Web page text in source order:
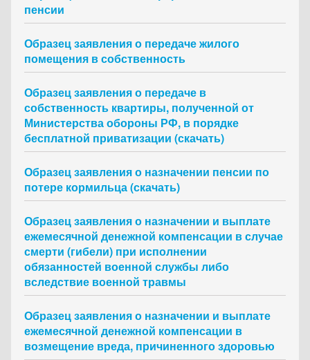
пенсии
Образец заявления о передаче жилого
помещения в собственность
Образец заявления о передаче в
собственность квартиры, полученной от
Министерства обороны РФ, в порядке
бесплатной приватизации (скачать)
Образец заявления о назначении пенсии по
потере кормильца (скачать)
Образец заявления о назначении и выплате
ежемесячной денежной компенсации в случае
смерти (гибели) при исполнении
обязанностей военной службы либо
вследствие военной травмы
Образец заявления о назначении и выплате
ежемесячной денежной компенсации в
возмещение вреда, причиненного здоровью